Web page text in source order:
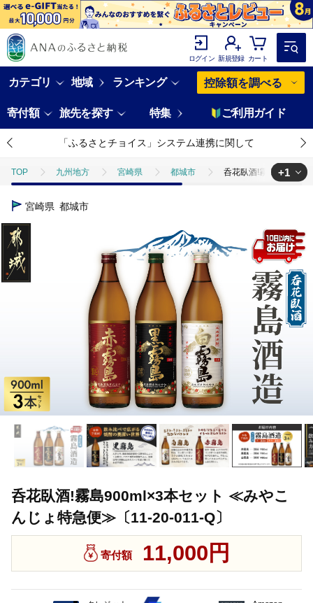
ログイン 新規登録 カート
カテゴリ 地域 ランキング 控除額を調べる
寄付額 旅先を探す 特集 ご利用ガイド
「ふるさとチョイス」システム連携に関して
TOP 九州地方 宮崎県 都城市 呑花臥酒!霧島
TOP
+1
宮崎県 都城市
呑花臥酒!霧島900ml×3本セット ≪みやこ
んじょ特急便≫〔11-20-011-Q〕
寄付額 11,000円